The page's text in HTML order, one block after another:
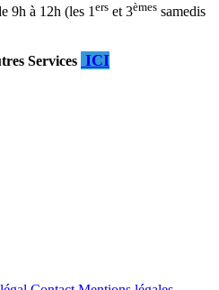
9h à 12h (les 1ers et 3èmes samedis
Services ICI